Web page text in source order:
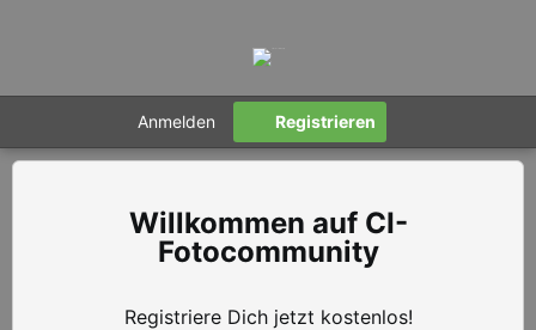
Anmelden Registrieren
CI-
Fotocommunity
Registriere Dich jetzt kostenlos!